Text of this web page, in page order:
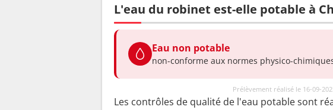
L'eau du robinet est-elle potable à
Eau non potable
non-conforme aux normes physico-
Prélèvement réalisé le 16-09-
Les contrôles de qualité de l'eau potable sont